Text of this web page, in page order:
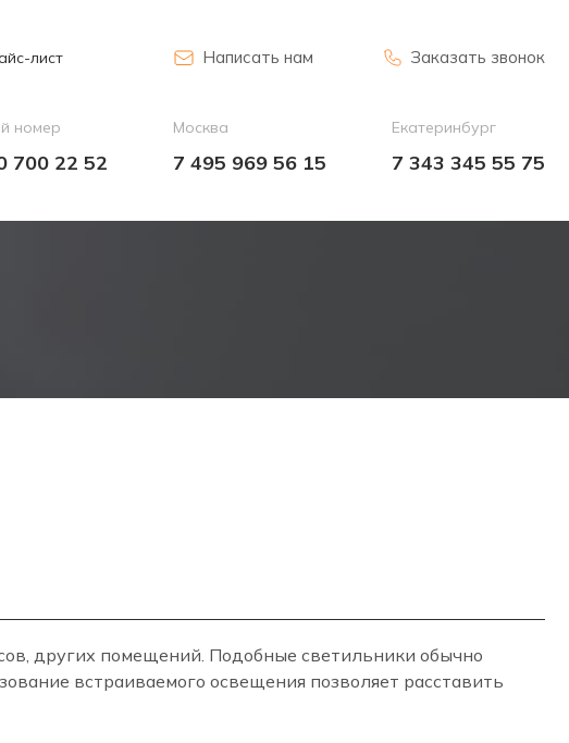
лист Написать нам Заказать звонок
номер
700 22 52
Москва
7 495 969 56 15
Екатеринбург
7 343 345 55 75
других помещений. Подобные светильники обычно
встраиваемого освещения позволяет расставить